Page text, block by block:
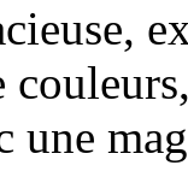
une